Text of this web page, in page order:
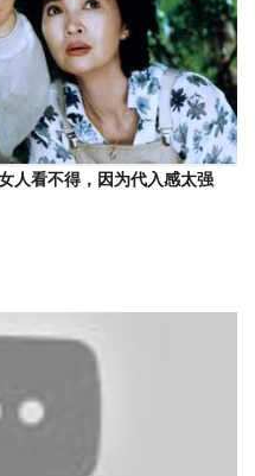
人看不得，因为代入感太强